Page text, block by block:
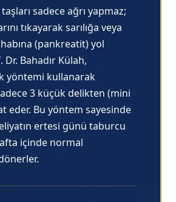
sadece ağrı yapmaz;
tıkayarak sarılığa veya
(pankreatit) yol
Dr. Bahadır Külah,
yöntemi kullanarak
3 küçük delikten (mini
eder. Bu yöntem sayesinde
ertesi günü taburcu
içinde normal